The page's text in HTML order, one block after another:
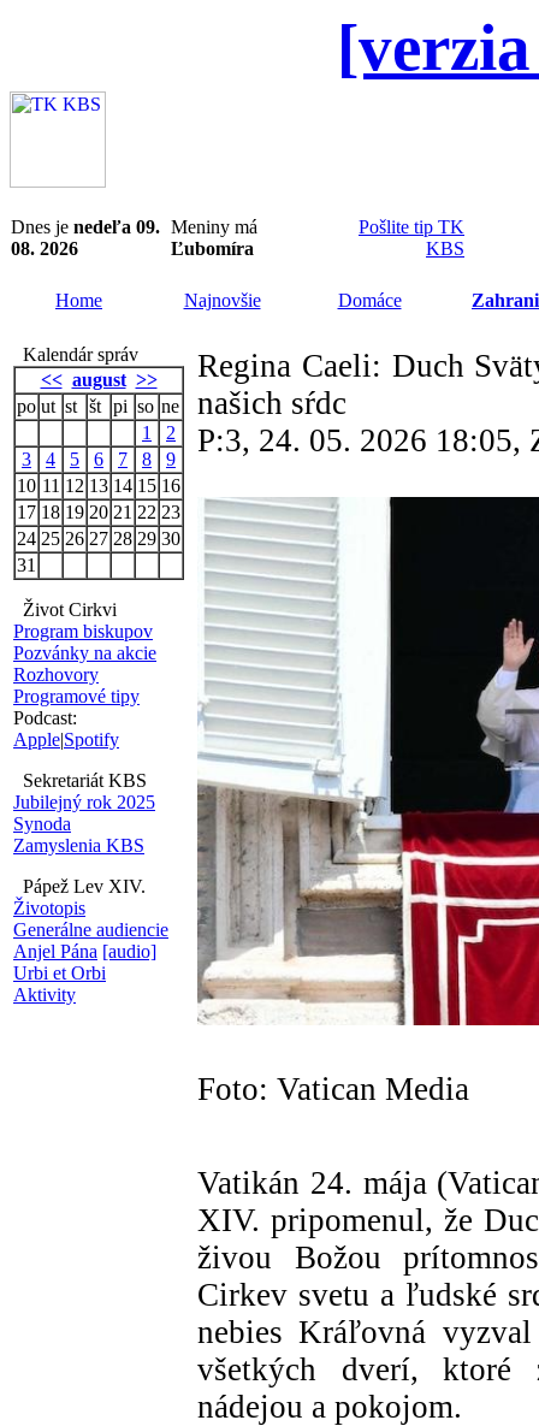
Dnes je nedeľa 09.
08. 2026
Meniny má
Ľubomíra
Pošlite tip TK
KBS
Home Najnovšie Domáce
Kalendár správ
<< august >>
po ut st št pi so ne
1
2
3
4 5 6 7 8
9
10 11 12 13 14 15 16
17 18 19 20 21 22 23
24 25 26 27 28 29 30
31
Život Cirkvi
Program biskupov
Pozvánky na akcie
Rozhovory
Programové tipy
Podcast:
Apple|Spotify
Sekretariát KBS
Jubilejný rok 2025
Synoda
Zamyslenia KBS
Pápež Lev XIV.
Životopis
Generálne audiencie
Anjel Pána [audio]
Urbi et Orbi
Aktivity
Regina Caeli: Duch
našich sŕdc
P:3, 24. 05. 2026 18:05,
Foto: Vatican Media
Vatikán 24. mája
XIV. pripomenul, že
živou Božou
Cirkev svetu a ľudské
nebies Kráľovná
všetkých dverí, ktoré
nádejou a pokojom.